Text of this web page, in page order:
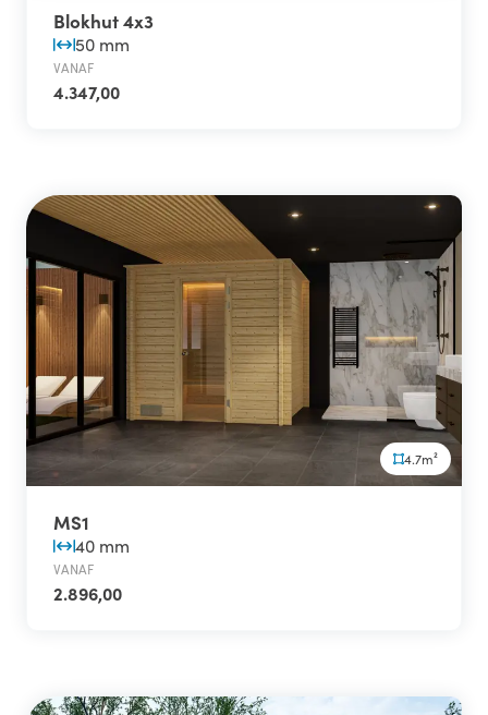
Blokhut 4x3
50 mm
VANAF
4.347,00
4.7m²
MS1
40 mm
VANAF
2.896,00